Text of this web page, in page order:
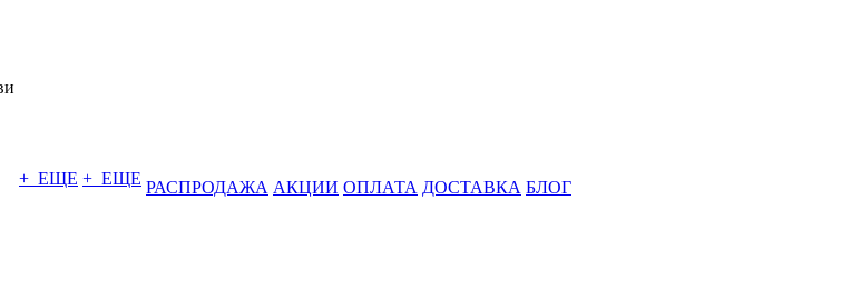
+ ЕЩЕ + ЕЩЕ РАСПРОДАЖА АКЦИИ ОПЛАТА ДОСТАВКА БЛОГ